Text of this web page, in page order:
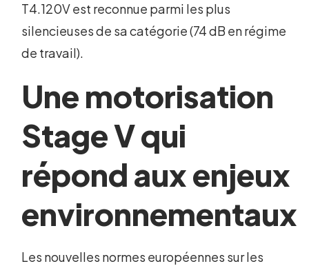
T4.120V est reconnue parmi les plus
silencieuses de sa catégorie (74 dB en régime
de travail).
Une motorisation
Stage V qui
répond aux enjeux
environnementaux
Les nouvelles normes européennes sur les